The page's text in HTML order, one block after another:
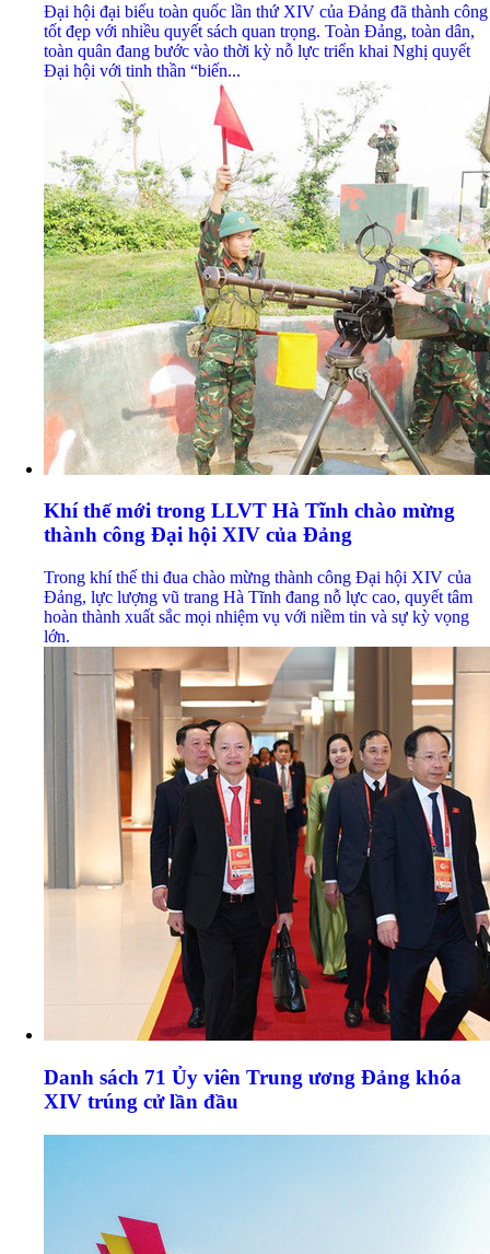
Đại hội đại biểu toàn quốc lần thứ XIV của Đảng đã thành công
tốt đẹp với nhiều quyết sách quan trọng. Toàn Đảng, toàn dân,
toàn quân đang bước vào thời kỳ nỗ lực triển khai Nghị quyết
Đại hội với tinh thần “biến...
Khí thế mới trong LLVT Hà Tĩnh chào mừng
thành công Đại hội XIV của Đảng
Trong khí thế thi đua chào mừng thành công Đại hội XIV của
Đảng, lực lượng vũ trang Hà Tĩnh đang nỗ lực cao, quyết tâm
hoàn thành xuất sắc mọi nhiệm vụ với niềm tin và sự kỳ vọng
lớn.
Danh sách 71 Ủy viên Trung ương Đảng khóa
XIV trúng cử lần đầu